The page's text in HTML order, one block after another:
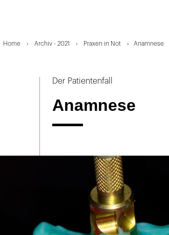
Home Archiv - 2021 Praxen in Not Anamnese
Der Patientenfall
Anamnese